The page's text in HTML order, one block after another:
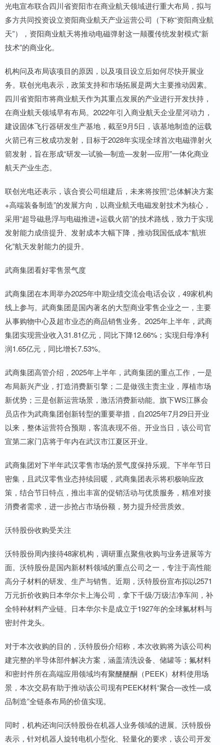
光电宣布联合四川省资阳市在商业航天领域进行重大布局，拟与
多方共同投资设立资阳商业航天产业运营公司（下称“资阳商业航
天”），资阳商业航天将推动电磁弹射这一颠覆传统发射模式“新
技术”的商业化。
机构问及布局该项目的原因，以及项目设立后如何尽快开展业
务。联创光电表示，政策支持和市场拓展是两大主要推动因素。
四川省资阳市将商业航天作为其重点发展的产业进行开发扶持，
在商业航天领域早有布局。2022年引入商业航天企业星河动力，
建设固体飞行器研发生产基地，截至9月5日，该基地制造的运载
火箭已有三枚成功发射，目标于2028年实现全球首次电磁弹射火
箭发射，旨在形成“研发—试验—制造—发射—应用”一体化商业
航天产业生态。
联创光电还表示，该合资公司组建后，未来将按照“总体解决方案
+高端装备制造”的发展方向，以商业航天电磁发射技术为核心，
采用“超导磁悬浮与电磁推进+运载火箭”的技术路线，致力于实现
发射能力成倍提升、发射成本大幅下降，推动我国低成本“航班
化”航天发射能力的提升。
武商集团看好零售景气度
武商集团在本周举办2025年中期业绩交流会电话会议，49家机构
线上参与。武商集团是国内著名的大型商业零售企业之一，主要
从事购物中心及超市业态的商品销售业务。2025年上半年，武商
集团实现营业收入31.81亿元，同比下降12.66%；实现归母净利
润1.65亿元，同比增长7.53%。
武商集团高管介绍，2025年上半年，武商集团的重点工作，一是
布局新兴产业，打造消费新引擎；二是做强主责主业，厚植市场
新优势；三是创新运营场景，激活消费新动能。旗下WS江豚会
员店作为武商集团创新转型的重要举措，自2025年7月29日开业
以来，整体运营符合预期，客流表现不俗。开业当日，该公司官
宣第二家门店将于年内在武汉市江夏区开业。
武商集团对下半年武汉零售市场的景气度保持乐观。下半年节日
密集，且武汉零售业态持续回暖，武商集团表示将积极响应政
策，结合节日特点，推出丰富的促销活动与优质服务，精准对接
消费者需求，进一步抢占市场份额，努力提升经营质效。
沃特股份收购受关注
沃特股份周内接待48家机构，调研重点聚焦收购与业务进展等方
面。沃特股份是国内新材料领域的重点公司之一，专注于高性能
高分子材料的研发、生产与销售。近期，沃特股份宣布拟以2571
万元折价收购日本华尔卡上海公司，拿下千级/万级洁净车间，补
全特种材料产业链。日本华尔卡是成立于1927年的全球氟材料与
密封件龙头。
对于本次收购的目的，沃特股份介绍称，本次收购将为该公司构
建完整的半导体部件解决方案，涵盖清洗设备、储罐等；氟材料
和密封件所在高端应用领域均有聚醚醚酮（PEEK）材料使用场
景，本次交易有助于推动该公司现有PEEK材料“聚合—改性—成
品制造”全链条布局的价值实现。
同时，机构还询问沃特股份在机器人业务领域的进展。沃特股份
表示，针对机器人旋转电机小型化、轻量化的要求，该公司开发